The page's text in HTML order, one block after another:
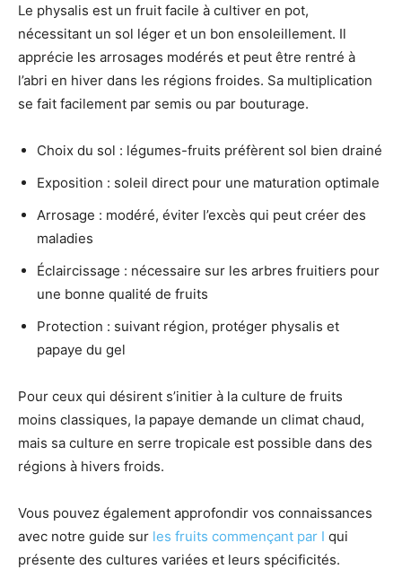
Le physalis est un fruit facile à cultiver en pot,
nécessitant un sol léger et un bon ensoleillement. Il
apprécie les arrosages modérés et peut être rentré à
l’abri en hiver dans les régions froides. Sa multiplication
se fait facilement par semis ou par bouturage.
Choix du sol : légumes-fruits préfèrent sol bien drainé
Exposition : soleil direct pour une maturation optimale
Arrosage : modéré, éviter l’excès qui peut créer des
maladies
Éclaircissage : nécessaire sur les arbres fruitiers pour
une bonne qualité de fruits
Protection : suivant région, protéger physalis et
papaye du gel
Pour ceux qui désirent s’initier à la culture de fruits
moins classiques, la papaye demande un climat chaud,
mais sa culture en serre tropicale est possible dans des
régions à hivers froids.
Vous pouvez également approfondir vos connaissances
avec notre guide sur les fruits commençant par I qui
présente des cultures variées et leurs spécificités.